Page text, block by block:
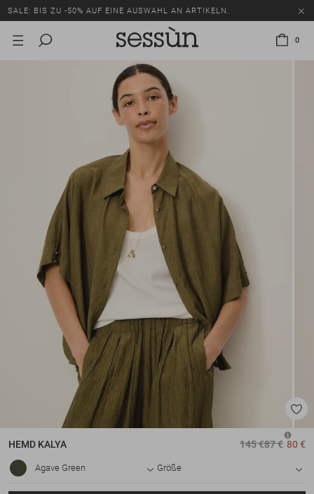
SALE: BIS ZU -50% AUF EINE AUSWAHL AN ARTIKELN.
0
HEMD KALYA 145 €87 € 80 €
Agave Green Größe